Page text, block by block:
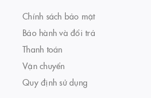
Chính sách bảo mật
Bảo hành và đổi trả
Thanh toán
Vận chuyển
Quy định sử dụng